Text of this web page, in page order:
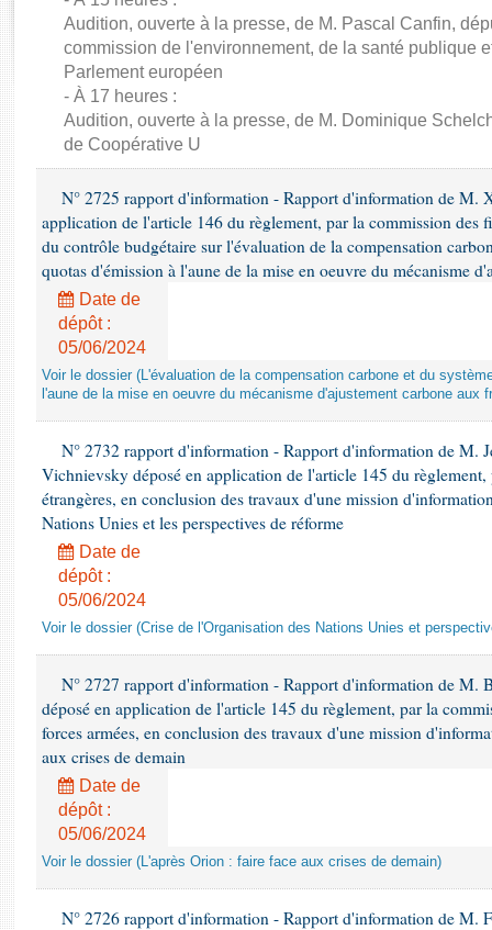
Rapports d'enquête
Rapports législatifs
Rapports sur l'application des lois
Baromètre de l’application des lois
Dossiers législatifs
Questions écrites et orales
Comptes rendus des débats
Audition, ouverte à la presse, de M. Pascal Canfin,
commission de l'environnement, de la santé publique
Parlement européen
- À 17 heures :
Audition, ouverte à la presse, de M. Dominique
de Coopérative U
N° 2725 rapport d'information - Rapport d'information de M.
application de l'article 146 du règlement, par la commission des
du contrôle budgétaire sur l'évaluation de la compensation
quotas d'émission à l'aune de la mise en oeuvre du mécanisme
Date de
dépôt :
05/06/2024
Voir le dossier (L'évaluation de la compensation carbone et du
l'aune de la mise en oeuvre du mécanisme d'ajustement carbone aux
N° 2732 rapport d'information - Rapport d'information de M.
Vichnievsky déposé en application de l'article 145 du règlement,
étrangères, en conclusion des travaux d'une mission
Nations Unies et les perspectives de réforme
Date de
dépôt :
05/06/2024
Voir le dossier (Crise de l'Organisation des Nations Unies et
N° 2727 rapport d'information - Rapport d'information de M.
déposé en application de l'article 145 du règlement, par la
forces armées, en conclusion des travaux d'une mission
aux crises de demain
Date de
dépôt :
05/06/2024
Voir le dossier (L'après Orion : faire face aux crises de demain)
N° 2726 rapport d'information - Rapport d'information de M.